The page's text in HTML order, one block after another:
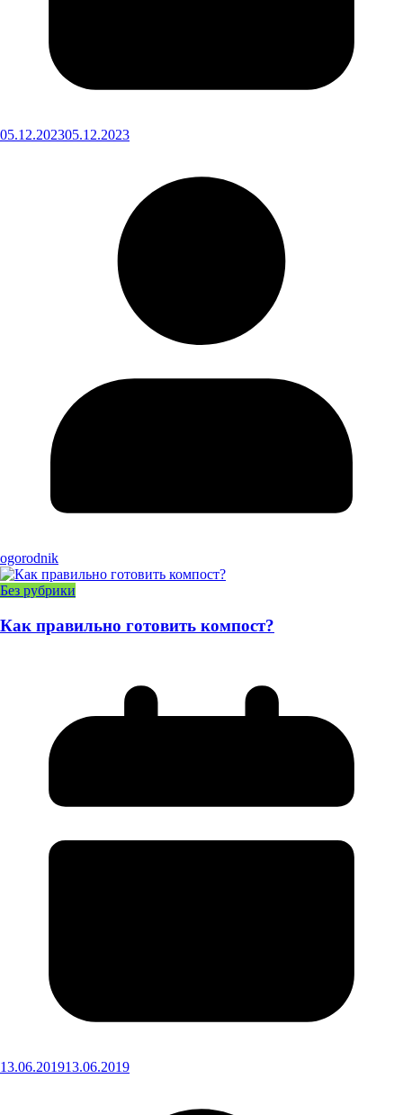
05.12.202305.12.2023
ogorodnik
Без рубрики
Как правильно готовить компост?
13.06.201913.06.2019